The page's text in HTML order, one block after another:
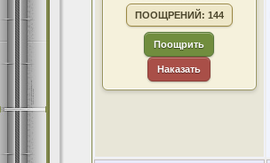
ПООЩРЕНИЙ: 144
Поощрить
Наказать